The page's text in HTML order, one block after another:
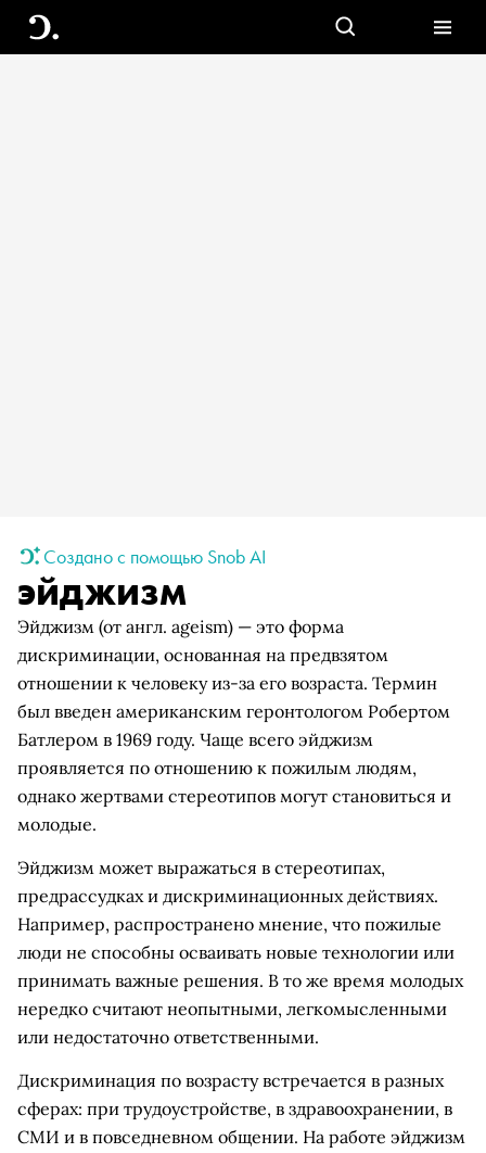
Создано с помощью Snob AI
эйджизм
Эйджизм (от англ. ageism) — это форма
дискриминации, основанная на предвзятом
отношении к человеку из-за его возраста. Термин
был введен американским геронтологом Робертом
Батлером в 1969 году. Чаще всего эйджизм
проявляется по отношению к пожилым людям,
однако жертвами стереотипов могут становиться и
молодые.
Эйджизм может выражаться в стереотипах,
предрассудках и дискриминационных действиях.
Например, распространено мнение, что пожилые
люди не способны осваивать новые технологии или
принимать важные решения. В то же время молодых
нередко считают неопытными, легкомысленными
или недостаточно ответственными.
Дискриминация по возрасту встречается в разных
сферах: при трудоустройстве, в здравоохранении, в
СМИ и в повседневном общении. На работе эйджизм